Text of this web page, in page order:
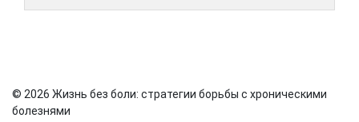
© 2026 Жизнь без боли: стратегии борьбы с хроническими
болезнями